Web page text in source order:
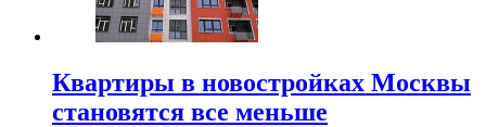
Квартиры в новостройках Москвы
становятся все меньше